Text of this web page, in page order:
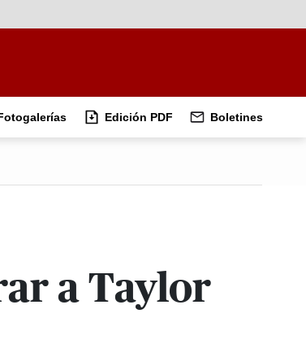
Edición PDF Boletines
a Taylor